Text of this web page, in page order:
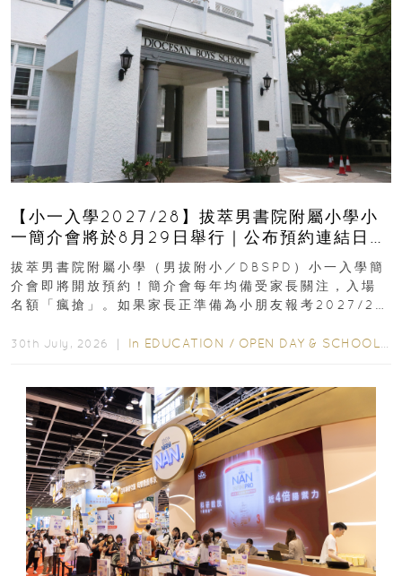
【小一入學2027/28】拔萃男書院附屬小學小
一簡介會將於8月29日舉行｜公布預約連結日期
｜更設有網上重溫
拔萃男書院附屬小學（男拔附小／DBSPD）小一入學簡
介會即將開放預約！簡介會每年均備受家長關注，入場
名額「瘋搶」。如果家長正準備為小朋友報考2027/28
30th July, 2026 ｜ In EDUCATION / OPEN DAY & SCHOOL EVENTS